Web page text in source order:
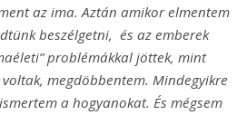
az ima. Aztán amikor elmentem
beszélgetni, és az emberek
problémákkal jöttek, mint
megdöbbentem. Mindegyikre
a hogyanokat. És mégsem